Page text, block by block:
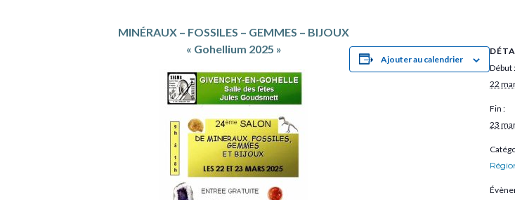
MINÉRAUX – FOSSILES – GEMMES – BIJOUX
« Gohellium 2025 »
Ajouter au calendrier
Début :
22
Fin :
23